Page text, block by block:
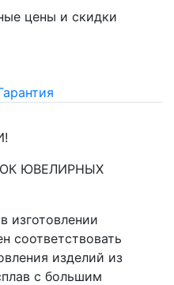
цены и скидки
ЮВЕЛИРНЫХ
изготовлении
соответствовать
изделий из
с большим